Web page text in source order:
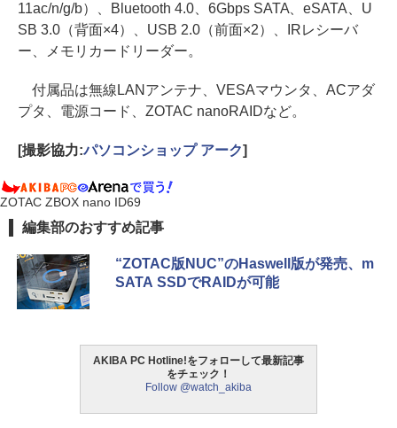
11ac/n/g/b）、Bluetooth 4.0、6Gbps SATA、eSATA、U
SB 3.0（背面×4）、USB 2.0（前面×2）、IRレシーバ
ー、メモリカードリーダー。
付属品は無線LANアンテナ、VESAマウンタ、ACアダ
プタ、電源コード、ZOTAC nanoRAIDなど。
[撮影協力:パソコンショップ アーク]
ZOTAC ZBOX nano ID69
編集部のおすすめ記事
“ZOTAC版NUC”のHaswell版が発売、m
SATA SSDでRAIDが可能
AKIBA PC Hotline!をフォローして最新記事
をチェック！
Follow @watch_akiba